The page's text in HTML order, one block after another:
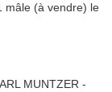
mâle (à vendre) le
MUNTZER -